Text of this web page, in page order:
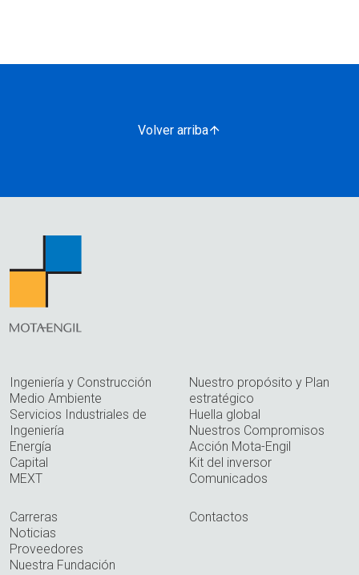
Volver arriba
Ingeniería y Construcción
Medio Ambiente
Servicios Industriales de
Ingeniería
Energía
Capital
MEXT
Nuestro propósito y Plan
estratégico
Huella global
Nuestros Compromisos
Acción Mota-Engil
Kit del inversor
Comunicados
Carreras
Noticias
Proveedores
Nuestra Fundación
Contactos